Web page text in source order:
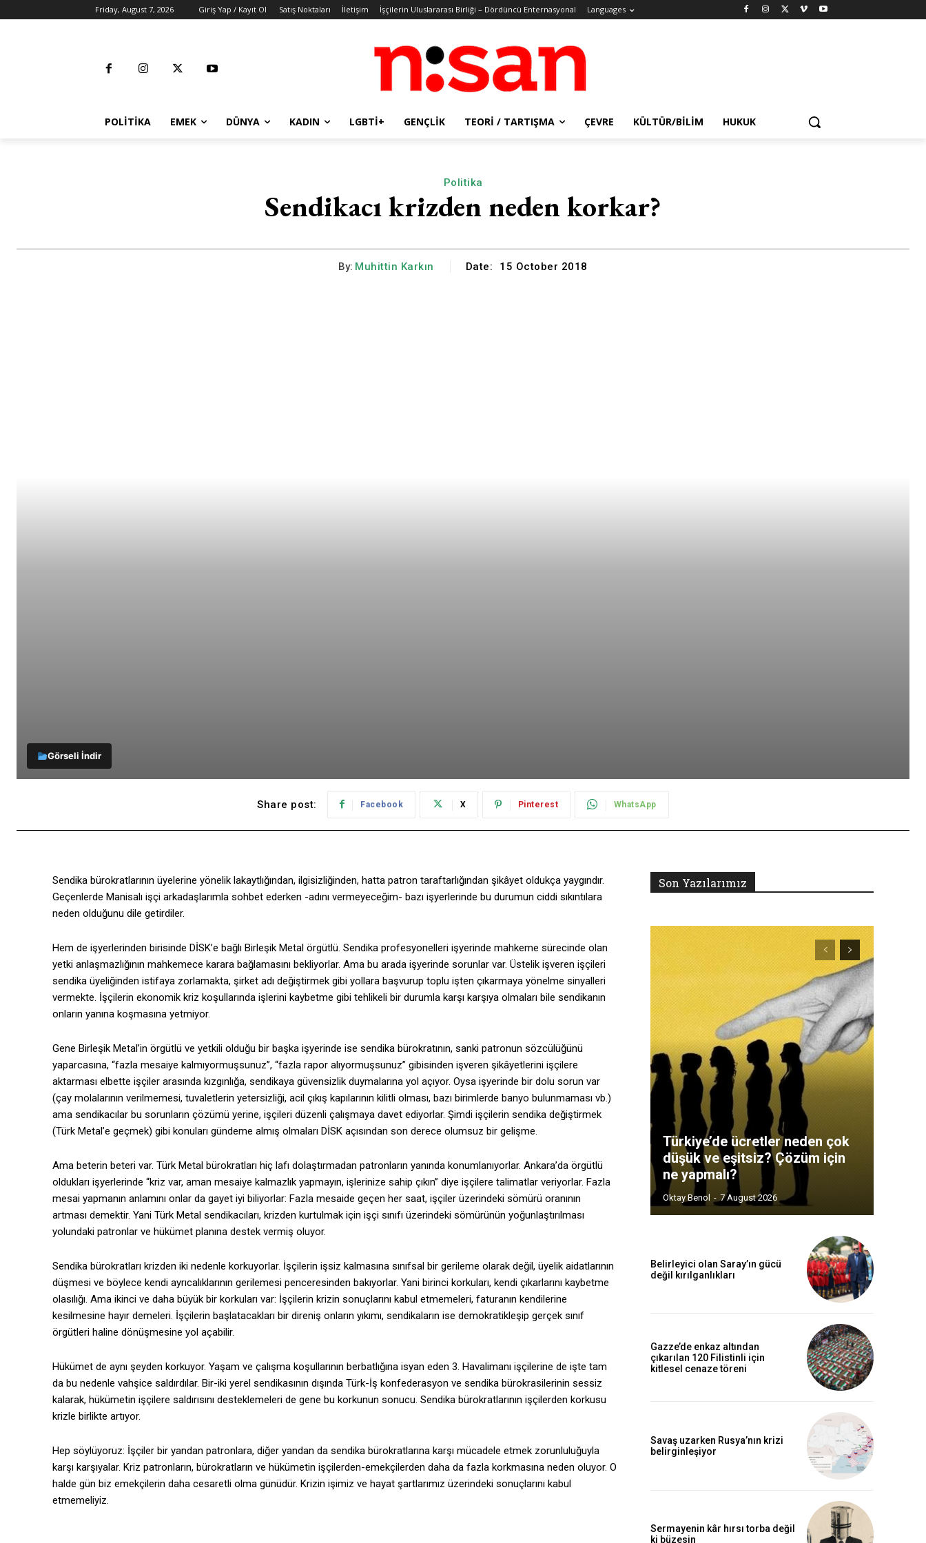
Friday, August 7, 2026 Giriş Yap / Kayıt Ol Satış Noktaları İletişim İşçilerin Uluslararası Birliği – Dördüncü Enternasyonal Languages
POLITIKA EMEK DÜNYA KADIN LGBTİ+ GENÇLIK TEORI / TARTIŞMA ÇEVRE KÜLTÜR/BILIM HUKUK
Politika
Sendikacı krizden neden korkar?
By: Muhittin Karkın Date: 15 October 2018
Görseli İndir
Share post: Facebook X Pinterest WhatsApp
Sendika bürokratlarının üyelerine yönelik lakaytlığından, ilgisizliğinden, hatta patron taraftarlığından şikâyet oldukça yaygındır.
Geçenlerde Manisalı işçi arkadaşlarımla sohbet ederken -adını vermeyeceğim- bazı işyerlerinde bu durumun ciddi sıkıntılara
neden olduğunu dile getirdiler.
Hem de işyerlerinden birisinde DİSK’e bağlı Birleşik Metal örgütlü. Sendika profesyonelleri işyerinde mahkeme sürecinde olan
yetki anlaşmazlığının mahkemece karara bağlamasını bekliyorlar. Ama bu arada işyerinde sorunlar var. Üstelik işveren işçileri
sendika üyeliğinden istifaya zorlamakta, şirket adı değiştirmek gibi yollara başvurup toplu işten çıkarmaya yönelme sinyalleri
vermekte. İşçilerin ekonomik kriz koşullarında işlerini kaybetme gibi tehlikeli bir durumla karşı karşıya olmaları bile sendikanın
onların yanına koşmasına yetmiyor.
Gene Birleşik Metal’in örgütlü ve yetkili olduğu bir başka işyerinde ise sendika bürokratının, sanki patronun sözcülüğünü
yaparcasına, “fazla mesaiye kalmıyormuşsunuz”, “fazla rapor alıyormuşsunuz” gibisinden işveren şikâyetlerini işçilere
aktarması elbette işçiler arasında kızgınlığa, sendikaya güvensizlik duymalarına yol açıyor. Oysa işyerinde bir dolu sorun var
(çay molalarının verilmemesi, tuvaletlerin yetersizliği, acil çıkış kapılarının kilitli olması, bazı birimlerde banyo bulunmaması vb.)
ama sendikacılar bu sorunların çözümü yerine, işçileri düzenli çalışmaya davet ediyorlar. Şimdi işçilerin sendika değiştirmek
(Türk Metal’e geçmek) gibi konuları gündeme almış olmaları DİSK açısından son derece olumsuz bir gelişme.
Ama beterin beteri var. Türk Metal bürokratları hiç lafı dolaştırmadan patronların yanında konumlanıyorlar. Ankara’da örgütlü
oldukları işyerlerinde “kriz var, aman mesaiye kalmazlık yapmayın, işlerinize sahip çıkın” diye işçilere talimatlar veriyorlar. Fazla
mesai yapmanın anlamını onlar da gayet iyi biliyorlar: Fazla mesaide geçen her saat, işçiler üzerindeki sömürü oranının
artması demektir. Yani Türk Metal sendikacıları, krizden kurtulmak için işçi sınıfı üzerindeki sömürünün yoğunlaştırılması
yolundaki patronlar ve hükümet planına destek vermiş oluyor.
Sendika bürokratları krizden iki nedenle korkuyorlar. İşçilerin işsiz kalmasına sınıfsal bir gerileme olarak değil, üyelik aidatlarının
düşmesi ve böylece kendi ayrıcalıklarının gerilemesi penceresinden bakıyorlar. Yani birinci korkuları, kendi çıkarlarını kaybetme
olasılığı. Ama ikinci ve daha büyük bir korkuları var: İşçilerin krizin sonuçlarını kabul etmemeleri, faturanın kendilerine
kesilmesine hayır demeleri. İşçilerin başlatacakları bir direniş onların yıkımı, sendikaların ise demokratikleşip gerçek sınıf
örgütleri haline dönüşmesine yol açabilir.
Hükümet de aynı şeyden korkuyor. Yaşam ve çalışma koşullarının berbatlığına isyan eden 3. Havalimanı işçilerine de işte tam
da bu nedenle vahşice saldırdılar. Bir-iki yerel sendikasının dışında Türk-İş konfederasyon ve sendika bürokrasilerinin sessiz
kalarak, hükümetin işçilere saldırısını desteklemeleri de gene bu korkunun sonucu. Sendika bürokratlarının işçilerden korkusu
krizle birlikte artıyor.
Hep söylüyoruz: İşçiler bir yandan patronlara, diğer yandan da sendika bürokratlarına karşı mücadele etmek zorunluluğuyla
karşı karşıyalar. Kriz patronların, bürokratların ve hükümetin işçilerden-emekçilerden daha da fazla korkmasına neden oluyor. O
halde gün biz emekçilerin daha cesaretli olma günüdür. Krizin işimiz ve hayat şartlarımız üzerindeki sonuçlarını kabul
etmemeliyiz.
Son Yazılarımız
Türkiye’de ücretler neden çok
düşük ve eşitsiz? Çözüm için
ne yapmalı?
Oktay Benol - 7 August 2026
Belirleyici olan Saray’ın gücü
değil kırılganlıkları
Gazze’de enkaz altından
çıkarılan 120 Filistinli için
kitlesel cenaze töreni
Savaş uzarken Rusya’nın krizi
belirginleşiyor
Sermayenin kâr hırsı torba değil
ki büzesin